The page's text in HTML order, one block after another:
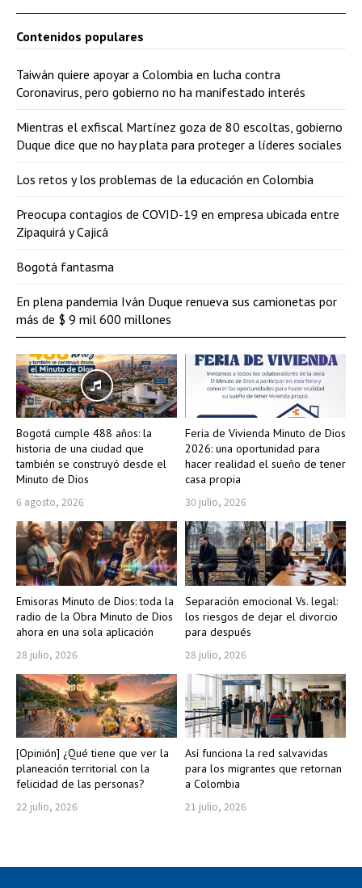
Bogotá cumple 488 años: la
historia de una ciudad que
también se construyó desde el
Minuto de Dios
6 agosto, 2026
Feria de Vivienda Minuto de Dios
2026: una oportunidad para
hacer realidad el sueño de tener
casa propia
30 julio, 2026
Emisoras Minuto de Dios: toda la
radio de la Obra Minuto de Dios
ahora en una sola aplicación
28 julio, 2026
Separación emocional Vs. legal:
los riesgos de dejar el divorcio
para después
28 julio, 2026
[Opinión] ¿Qué tiene que ver la
planeación territorial con la
felicidad de las personas?
22 julio, 2026
Así funciona la red salvavidas
para los migrantes que retornan
a Colombia
21 julio, 2026
Contenidos populares
Taiwán quiere apoyar a Colombia en lucha contra
Coronavirus, pero gobierno no ha manifestado interés
Mientras el exfiscal Martínez goza de 80 escoltas, gobierno
Duque dice que no hay plata para proteger a líderes sociales
Los retos y los problemas de la educación en Colombia
Preocupa contagios de COVID-19 en empresa ubicada entre
Zipaquirá y Cajicá
Bogotá fantasma
En plena pandemia Iván Duque renueva sus camionetas por
más de $ 9 mil 600 millones